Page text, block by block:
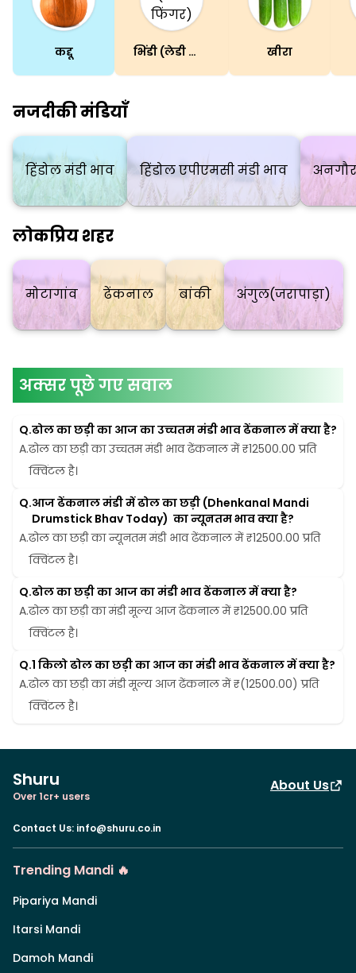
कद्दू भिंडी (लेडी फिंगर) खीरा
नजदीकी मंडियाँ
हिंडोल मंडी भाव हिंडोल एपीएमसी मंडी भाव
लोकप्रिय शहर
मोटागांव ढेंकनाल बांकी अंगुल(जरापाड़ा)
अक्सर पूछे गए सवाल
Q.ढोल का छड़ी का आज का उच्चतम मंडी भाव ढेंकनाल में क्या है?
A.ढोल का छड़ी का उच्चतम मंडी भाव ढेंकनाल में ₹12500.00 प्रति
क्विंटल है।
Q.आज ढेंकनाल मंडी में ढोल का छड़ी (Dhenkanal Mandi
Drumstick Bhav Today)  का न्यूनतम भाव क्या है?
A.ढोल का छड़ी का न्यूनतम मंडी भाव ढेंकनाल में ₹12500.00 प्रति
क्विंटल है।
Q.ढोल का छड़ी का आज का मंडी भाव ढेंकनाल में क्या है?
A.ढोल का छड़ी का मंडी मूल्य आज ढेंकनाल में ₹12500.00 प्रति
क्विंटल है।
Q.1 किलो ढोल का छड़ी का आज का मंडी भाव ढेंकनाल में क्या है?
A.ढोल का छड़ी का मंडी मूल्य आज ढेंकनाल में ₹(12500.00) प्रति
क्विंटल है।
Shuru
Over 1cr+ users
About Us
Contact Us: info@shuru.co.in
Trending Mandi 🔥
Pipariya Mandi
Itarsi Mandi
Damoh Mandi